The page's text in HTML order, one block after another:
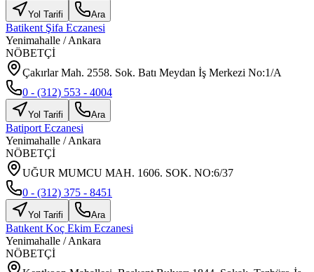
Yol Tarifi Ara
Batikent Şifa Eczanesi
Yenimahalle /Ankara
NÖBETÇİ
Çakırlar Mah. 2558. Sok. Batı Meydan İş Merkezi No:1/A
0 - (312) 553 - 4004
Yol Tarifi Ara
Batiport Eczanesi
Yenimahalle /Ankara
NÖBETÇİ
UĞUR MUMCU MAH. 1606. SOK. NO:6/37
0 - (312) 375 - 8451
Yol Tarifi Ara
Batıkent Koç Ekim Eczanesi
Yenimahalle /Ankara
NÖBETÇİ